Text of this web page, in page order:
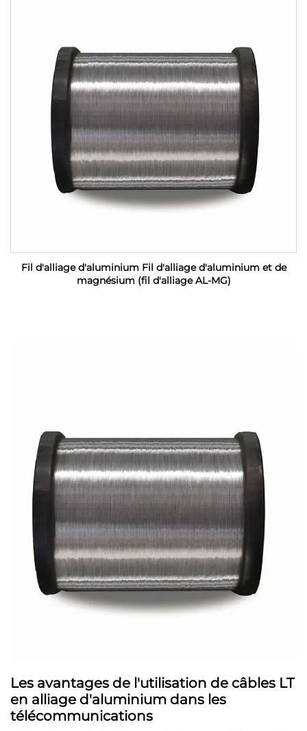
Fil d'alliage d'aluminium Fil d'alliage d'aluminium et de
magnésium (fil d'alliage AL-MG)
Les avantages de l'utilisation de câbles LT
en alliage d'aluminium dans les
télécommunications